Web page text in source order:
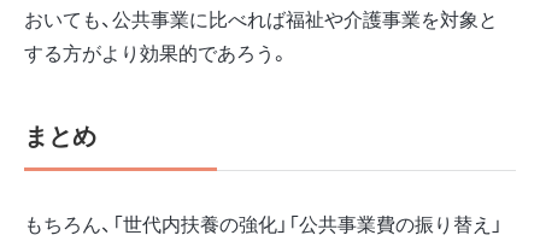
おいても、公共事業に比べれば福祉や介護事業を対象と
する方がより効果的であろう。
まとめ
もちろん、「世代内扶養の強化」「公共事業費の振り替え」